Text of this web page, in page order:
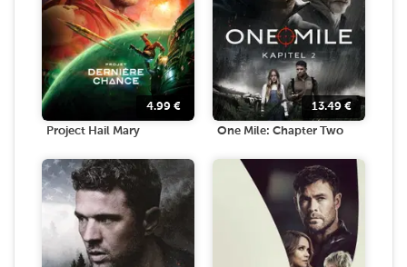
4.99 €
Project Hail Mary
13.49 €
One Mile: Chapter Two